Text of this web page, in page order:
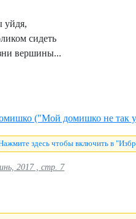
уйдя,
сидеть
вершины...
("Мой домишко не так
2017 , стр. 7